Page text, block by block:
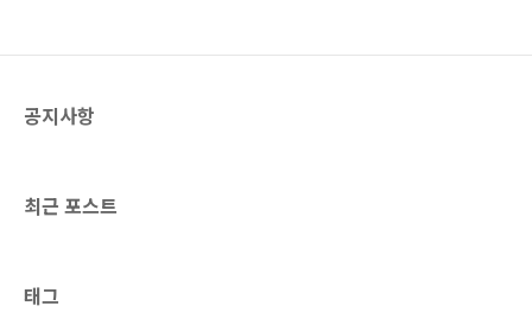
공지사항
최근 포스트
태그